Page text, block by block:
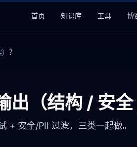
首页 知识库 工具 博
？
（结构 / 安全
+ 安全/PII 过滤，三类一起做。